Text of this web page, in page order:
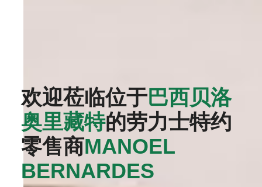
欢迎莅临位于巴西贝洛
奥里藏特的劳力士特约
零售商‭MANOEL
BERNARDES‬